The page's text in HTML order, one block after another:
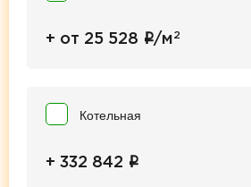
+ от 25 528 i/м2
Котельная
+ 332 842 i